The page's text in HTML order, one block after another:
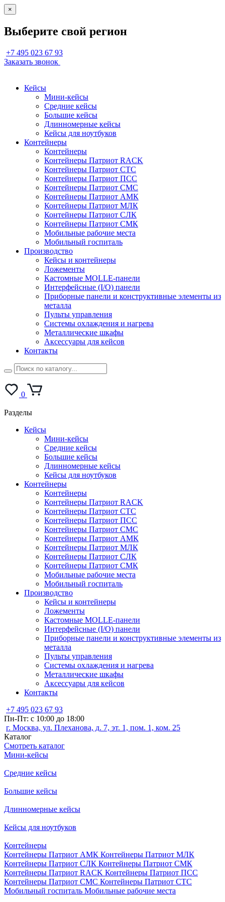
×
Выберите свой регион
+7 495 023 67 93
Заказать звонок
Кейсы
Мини-кейсы
Средние кейсы
Большие кейсы
Длинномерные кейсы
Кейсы для ноутбуков
Контейнеры
Контейнеры
Контейнеры Патриот RACK
Контейнеры Патриот СТС
Контейнеры Патриот ПСС
Контейнеры Патриот СМС
Контейнеры Патриот АМК
Контейнеры Патриот МЛК
Контейнеры Патриот СЛК
Контейнеры Патриот СМК
Мобильные рабочие места
Мобильный госпиталь
Производство
Кейсы и контейнеры
Ложементы
Кастомные MOLLE-панели
Интерфейсные (I/O) панели
Приборные панели и конструктивные элементы из
металла
Пульты управления
Системы охлаждения и нагрева
Металлические шкафы
Аксессуары для кейсов
Контакты
0
Разделы
Кейсы
Мини-кейсы
Средние кейсы
Большие кейсы
Длинномерные кейсы
Кейсы для ноутбуков
Контейнеры
Контейнеры
Контейнеры Патриот RACK
Контейнеры Патриот СТС
Контейнеры Патриот ПСС
Контейнеры Патриот СМС
Контейнеры Патриот АМК
Контейнеры Патриот МЛК
Контейнеры Патриот СЛК
Контейнеры Патриот СМК
Мобильные рабочие места
Мобильный госпиталь
Производство
Кейсы и контейнеры
Ложементы
Кастомные MOLLE-панели
Интерфейсные (I/O) панели
Приборные панели и конструктивные элементы из
металла
Пульты управления
Системы охлаждения и нагрева
Металлические шкафы
Аксессуары для кейсов
Контакты
+7 495 023 67 93
Пн-Пт: с 10:00 до 18:00
г. Москва, ул. Плеханова, д. 7, эт. 1, пом. 1, ком. 25
Каталог
Смотреть каталог
Мини-кейсы
Средние кейсы
Большие кейсы
Длинномерные кейсы
Кейсы для ноутбуков
Контейнеры
Контейнеры Патриот АМК Контейнеры Патриот МЛК
Контейнеры Патриот СЛК Контейнеры Патриот СМК
Контейнеры Патриот RACK Контейнеры Патриот ПСС
Контейнеры Патриот СМС Контейнеры Патриот СТС
Мобильный госпиталь Мобильные рабочие места